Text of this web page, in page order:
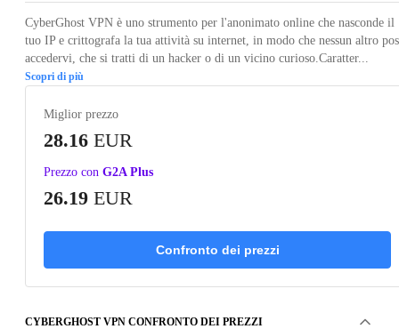
CyberGhost VPN è uno strumento per l'anonimato online che nasconde il
tuo IP e crittografa la tua attività su internet, in modo che nessun altro
accedervi, che si tratti di un hacker o di un vicino curioso.Caratter...
Scopri di più
Miglior prezzo
28.16 EUR
Prezzo con G2A Plus
26.19 EUR
Confronto dei prezzi
CYBERGHOST VPN CONFRONTO DEI PREZZI